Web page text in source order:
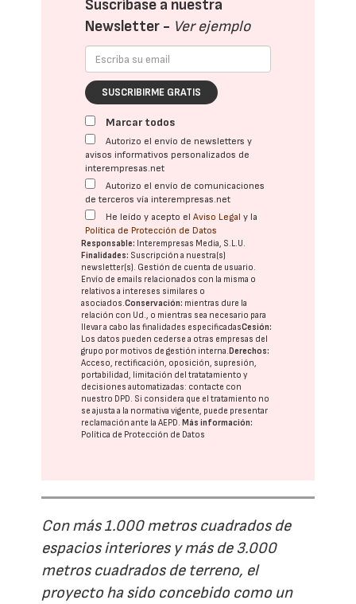
Suscríbase a nuestra
Newsletter - Ver ejemplo
SUSCRIBIRME GRATIS
Marcar todos
Autorizo el envío de newsletters y
avisos informativos personalizados de
interempresas.net
Autorizo el envío de comunicaciones
de terceros vía interempresas.net
He leído y acepto elAviso Legal y la
Política de Protección de Datos
Responsable: Interempresas Media, S.L.U.
Finalidades: Suscripción a nuestra(s)
newsletter(s). Gestión de cuenta de usuario.
Envío de emails relacionados con la misma o
relativos a intereses similares o
asociados.Conservación: mientras dure la
relación con Ud., o mientras sea necesario para
llevar a cabo las finalidades especificadasCesión:
Los datos pueden cederse a otras empresas del
grupo por motivos de gestión interna. Derechos:
Acceso, rectificación, oposición, supresión,
portabilidad, limitación del tratatamiento y
decisiones automatizadas: contacte con
nuestro DPD. Si considera que el tratamiento no
se ajusta a la normativa vigente, puede presentar
reclamación ante laAEPD. Más información:
Política de Protección de Datos
Con más 1.000 metros cuadrados de
espacios interiores y más de 3.000
metros cuadrados de terreno, el
proyecto ha sido concebido como un